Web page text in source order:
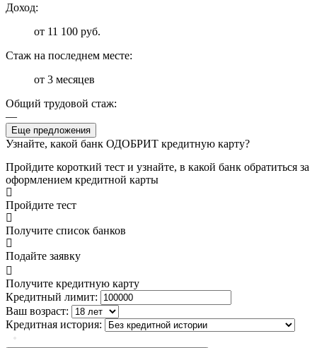
Доход:
от 11 100 руб.
Стаж на последнем месте:
от 3 месяцев
Общий трудовой стаж:
—
Еще предложения
Узнайте, какой банк ОДОБРИТ кредитную карту?
Пройдите короткий тест и узнайте, в какой банк обратиться за
оформлением кредитной карты
Пройдите тест
Получите список банков
Подайте заявку
Получите кредитную карту
Кредитный лимит:
Ваш возраст:
Кредитная история: